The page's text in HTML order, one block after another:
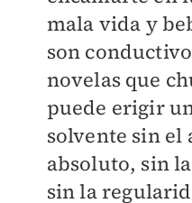
mala vida y
son
novelas que
puede erigir
solvente sin el
absoluto, sin
sin la